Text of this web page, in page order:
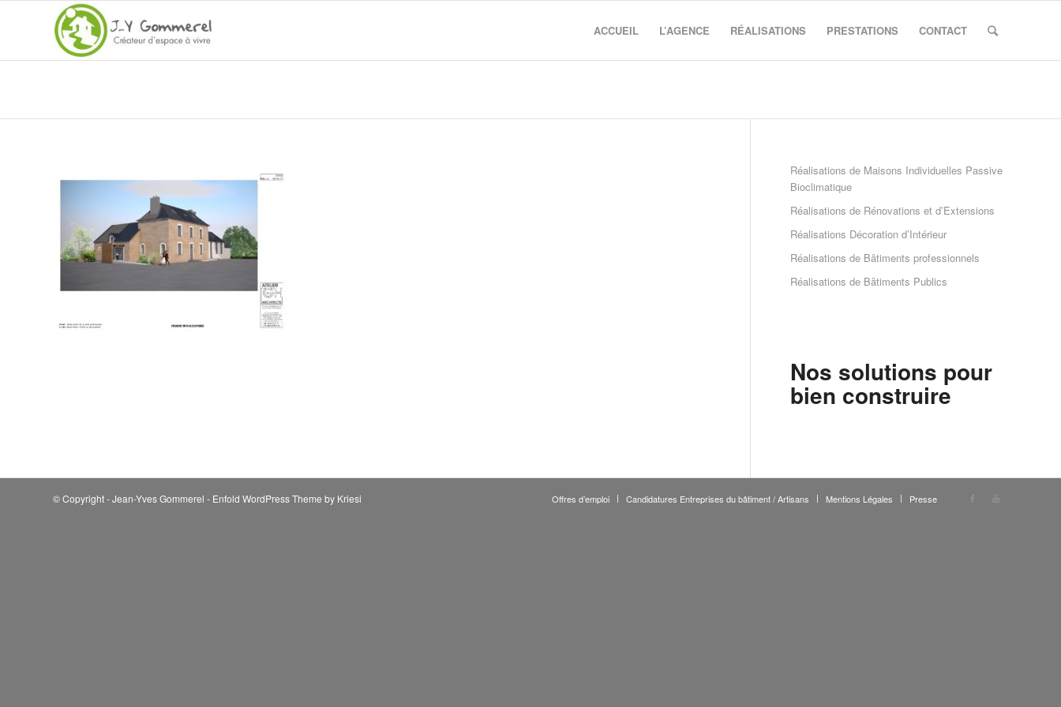
ACCUEIL L’AGENCE RÉALISATIONS PRESTATIONS CONTACT
Réalisations de Maisons Individuelles Passive
Bioclimatique
Réalisations de Rénovations et d’Extensions
Réalisations Décoration d’Intérieur
Réalisations de Bâtiments professionnels
Réalisations de Bâtiments Publics
Nos solutions pour
bien construire
© Copyright - Jean-Yves Gommerel - Enfold WordPress Theme by Kriesi Offres d’emploi Candidatures Entreprises du bâtiment / Artisans Mentions Légales Presse